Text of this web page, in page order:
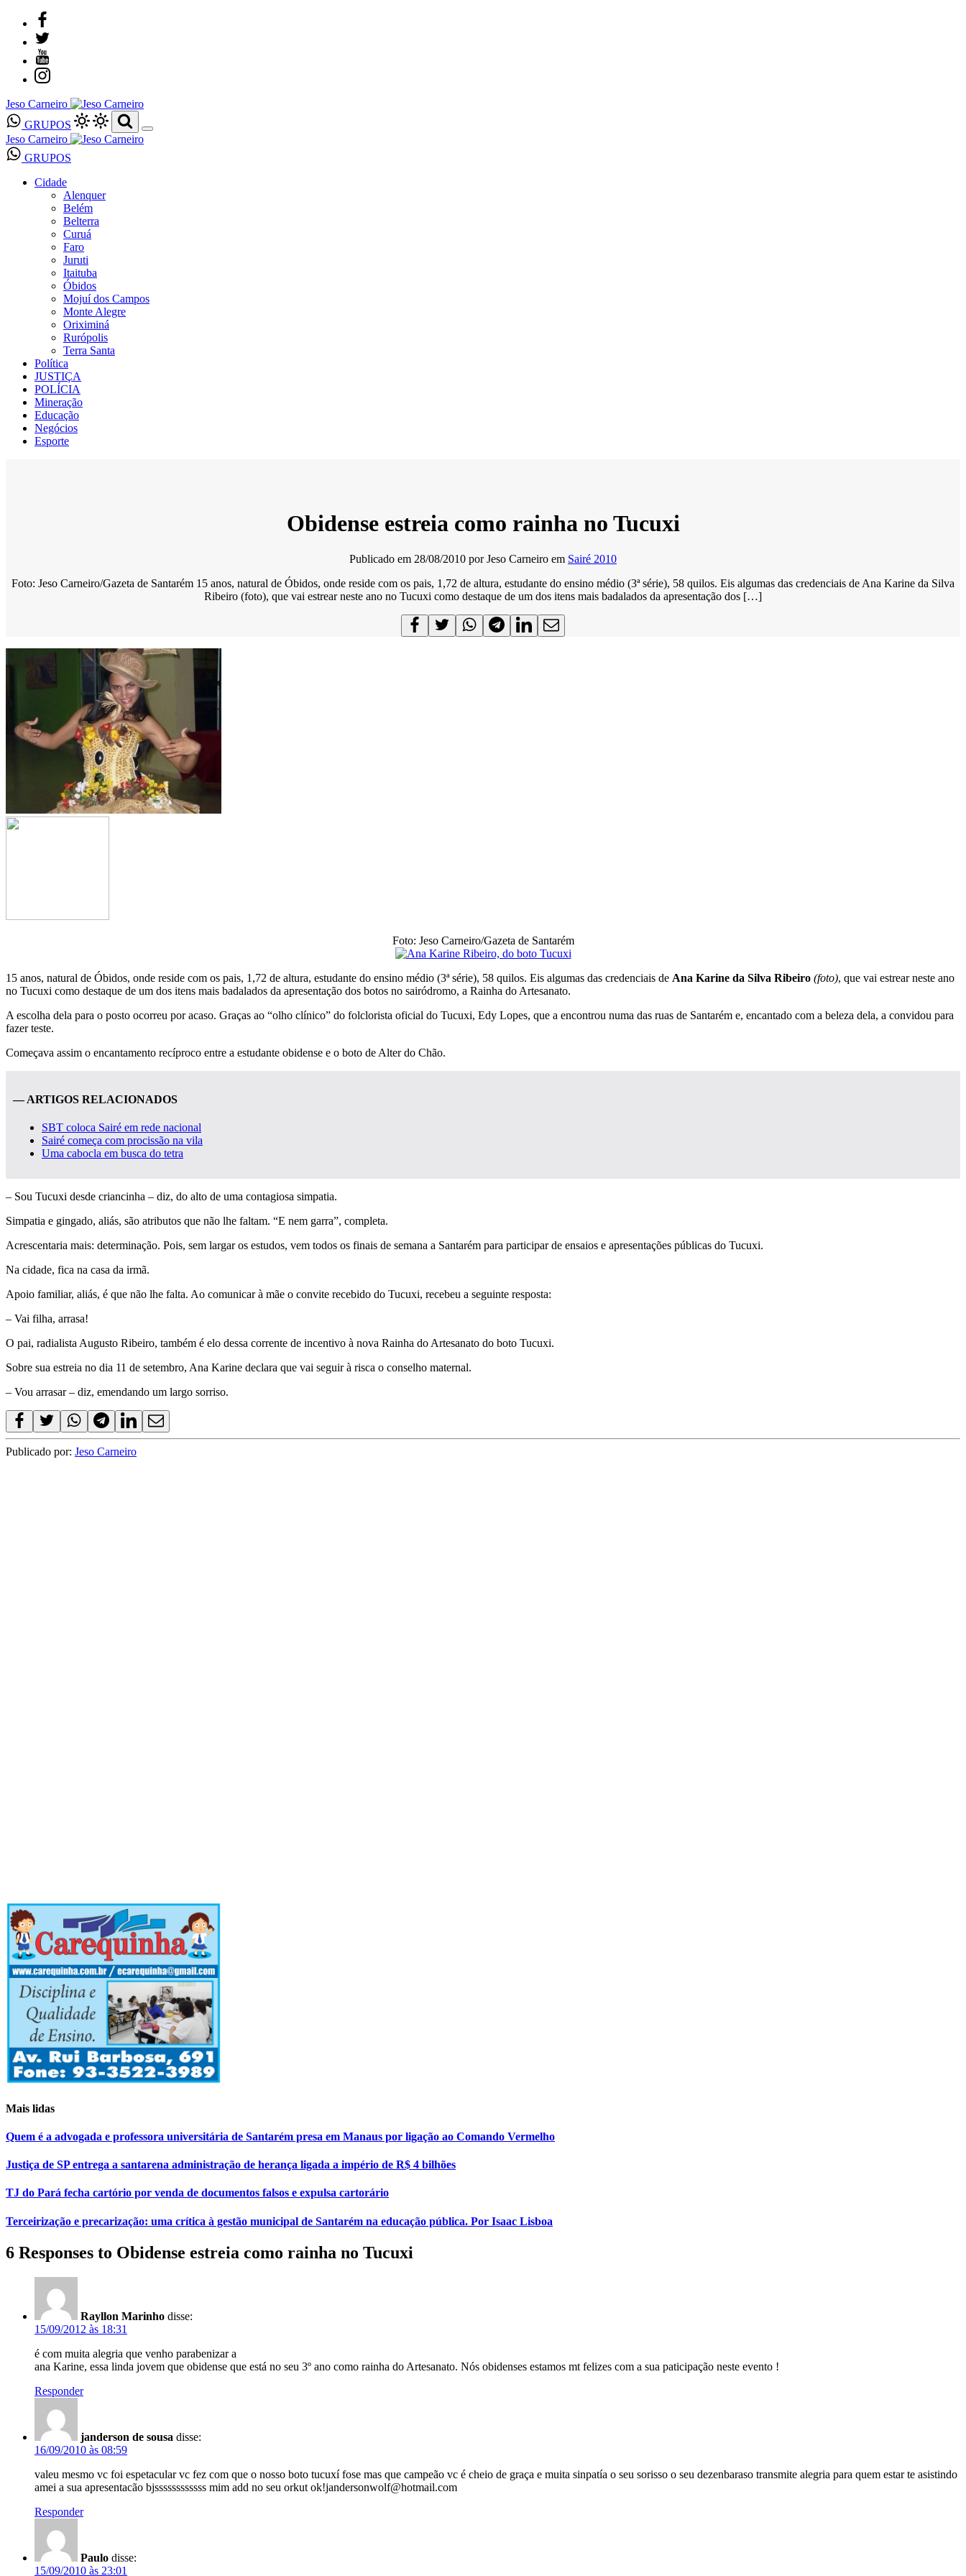
Jeso Carneiro
GRUPOS
Jeso Carneiro
GRUPOS
Cidade
Alenquer
Belém
Belterra
Curuá
Faro
Juruti
Itaituba
Óbidos
Mojuí dos Campos
Monte Alegre
Oriximiná
Rurópolis
Terra Santa
Política
JUSTIÇA
POLÍCIA
Mineração
Educação
Negócios
Esporte
Obidense estreia como rainha no Tucuxi
Publicado em 28/08/2010 porJeso Carneiro em Sairé 2010
Foto: Jeso Carneiro/Gazeta de Santarém 15 anos, natural de Óbidos, onde reside com os pais, 1,72 de altura, estudante do ensino médio (3ª série), 58 quilos. Eis algumas das credenciais de Ana Karine da Silva
Ribeiro (foto), que vai estrear neste ano no Tucuxi como destaque de um dos itens mais badalados da apresentação dos […]
Foto: Jeso Carneiro/Gazeta de Santarém
15 anos, natural de Óbidos, onde reside com os pais, 1,72 de altura, estudante do ensino médio (3ª série), 58 quilos. Eis algumas das credenciais de Ana Karine da Silva Ribeiro (foto), que vai estrear neste ano
no Tucuxi como destaque de um dos itens mais badalados da apresentação dos botos no sairódromo, a Rainha do Artesanato.
A escolha dela para o posto ocorreu por acaso. Graças ao “olho clínico” do folclorista oficial do Tucuxi, Edy Lopes, que a encontrou numa das ruas de Santarém e, encantado com a beleza dela, a convidou para
fazer teste.
Começava assim o encantamento recíproco entre a estudante obidense e o boto de Alter do Chão.
— ARTIGOS RELACIONADOS
SBT coloca Sairé em rede nacional
Sairé começa com procissão na vila
Uma cabocla em busca do tetra
– Sou Tucuxi desde criancinha – diz, do alto de uma contagiosa simpatia.
Simpatia e gingado, aliás, são atributos que não lhe faltam. “E nem garra”, completa.
Acrescentaria mais: determinação. Pois, sem largar os estudos, vem todos os finais de semana a Santarém para participar de ensaios e apresentações públicas do Tucuxi.
Na cidade, fica na casa da irmã.
Apoio familiar, aliás, é que não lhe falta. Ao comunicar à mãe o convite recebido do Tucuxi, recebeu a seguinte resposta:
– Vai filha, arrasa!
O pai, radialista Augusto Ribeiro, também é elo dessa corrente de incentivo à nova Rainha do Artesanato do boto Tucuxi.
Sobre sua estreia no dia 11 de setembro, Ana Karine declara que vai seguir à risca o conselho maternal.
– Vou arrasar – diz, emendando um largo sorriso.
Publicado por: Jeso Carneiro
Mais lidas
Quem é a advogada e professora universitária de Santarém presa em Manaus por ligação ao Comando Vermelho
Justiça de SP entrega a santarena administração de herança ligada a império de R$ 4 bilhões
TJ do Pará fecha cartório por venda de documentos falsos e expulsa cartorário
Terceirização e precarização: uma crítica à gestão municipal de Santarém na educação pública. Por Isaac Lisboa
6 Responses to Obidense estreia como rainha no Tucuxi
Rayllon Marinho disse:
15/09/2012 às 18:31
é com muita alegria que venho parabenizar a
ana Karine, essa linda jovem que obidense que está no seu 3º ano como rainha do Artesanato. Nós obidenses estamos mt felizes com a sua paticipação neste evento !
Responder
janderson de sousa disse:
16/09/2010 às 08:59
valeu mesmo vc foi espetacular vc fez com que o nosso boto tucuxí fose mas que campeão vc é cheio de graça e muita sinpatía o seu sorisso o seu dezenbaraso transmite alegria para quem estar te asistindo
amei a sua apresentacão bjssssssssssss mim add no seu orkut ok!jandersonwolf@hotmail.com
Responder
Paulo disse:
15/09/2010 às 23:01